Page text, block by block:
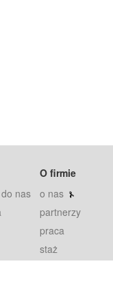
nas
O firmie
o nas
partnerzy
praca
staż